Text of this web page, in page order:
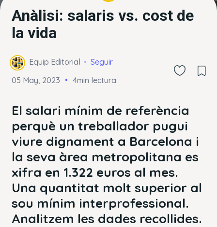
Anàlisi: salaris vs. cost de
la vida
Equip Editorial
Seguir
05 May, 2023
4min lectura
El salari mínim de referència
perquè un treballador pugui
viure dignament a Barcelona i
la seva àrea metropolitana es
xifra en 1.322 euros al mes.
Una quantitat molt superior al
sou mínim interprofessional.
Analitzem les dades recollides.